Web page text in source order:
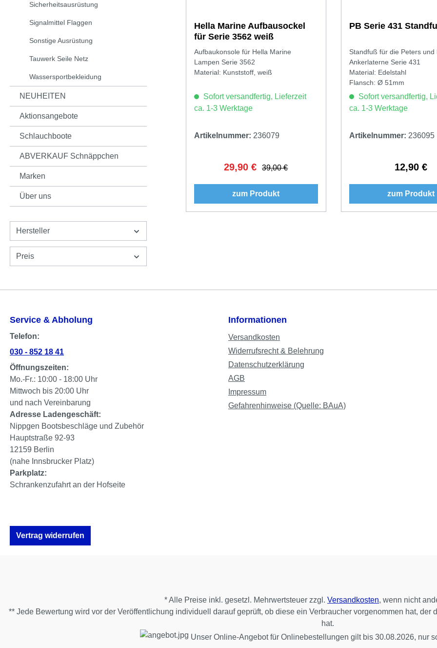
Sicherheitsausrüstung
Signalmittel Flaggen
Sonstige Ausrüstung
Tauwerk Seile Netz
Wassersportbekleidung
NEUHEITEN
Aktionsangebote
Schlauchboote
ABVERKAUF Schnäppchen
Marken
Über uns
Hersteller
Preis
Hella Marine Aufbausockel
für Serie 3562 weiß
Aufbaukonsole für Hella Marine
Lampen Serie 3562
Material: Kunststoff, weiß
Sofort versandfertig, Lieferzeit
ca. 1-3 Werktage
Artikelnummer: 236079
Verkaufspreis:
29,90 € Regulärer Preis:
39,00 €
zum Produkt
PB Serie 431
Standfuß für die Peters und
Ankerlaterne Serie 431
Material: Edelstahl
Flansch: Ø 51mm
Sofort versandfertig,
ca. 1-3 Werktage
Artikelnummer: 236095
Regulärer
12,90 €
zum Produkt
Service & Abholung
Telefon:
030 - 852 18 41
Öffnungszeiten:
Mo.-Fr.: 10:00 - 18:00 Uhr
Mittwoch bis 20:00 Uhr
und nach Vereinbarung
Adresse Ladengeschäft:
Nippgen Bootsbeschläge und Zubehör
Hauptstraße 92-93
12159 Berlin
(nahe Innsbrucker Platz)
Parkplatz:
Schrankenzufahrt an der Hofseite
Vertrag widerrufen
Informationen
Versandkosten
Widerrufsrecht & Belehrung
Datenschutzerklärung
AGB
Impressum
Gefahrenhinweise (Quelle: BAuA)
* Alle Preise inkl. gesetzl. Mehrwertsteuer zzgl. Versandkosten, wenn nicht
** Jede Bewertung wird vor der Veröffentlichung individuell darauf geprüft, ob diese ein Verbraucher vorgenommen hat,
hat.
Unser Online-Angebot für Onlinebestellungen gilt bis 30.08.2026, nur